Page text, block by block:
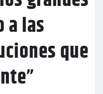
a las
que